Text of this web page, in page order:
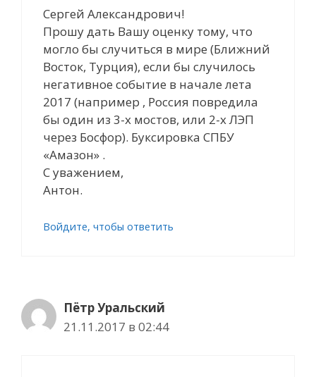
Сергей Александрович!
Прошу дать Вашу оценку тому, что
могло бы случиться в мире (Ближний
Восток, Турция), если бы случилось
негативное событие в начале лета
2017 (например , Россия повредила
бы один из 3-х мостов, или 2-х ЛЭП
через Босфор). Буксировка СПБУ
«Амазон» .
С уважением,
Антон.
Войдите, чтобы ответить
Пётр Уральский
21.11.2017 в 02:44